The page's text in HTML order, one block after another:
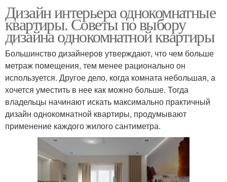
Дизайн интерьера однокомнатные
квартиры. Советы по выбору
дизайна однокомнатной квартиры
Большинство дизайнеров утверждают, что чем больше
метраж помещения, тем менее рационально он
используется. Другое дело, когда комната небольшая, а
хочется уместить в нее как можно больше. Тогда
владельцы начинают искать максимально практичный
дизайн однокомнатной квартиры, продумывают
применение каждого жилого сантиметра.